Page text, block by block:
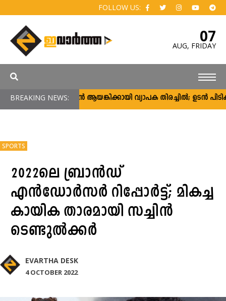
FOLLOW US:
07
AUG, FRIDAY
BREAKING NEWS:അർജുൻ ആയങ്കിക്കായി വ്യാപക തിരച്ചിൽ; ഉടൻ
SPORTS
2022ലെ ബ്രാൻഡ്
എൻഡോർസർ റിപ്പോർട്ട്; മികച്ച
കായിക താരമായി സച്ചിൻ
ടെണ്ടുൽക്കർ
EVARTHA DESK
4 OCTOBER 2022